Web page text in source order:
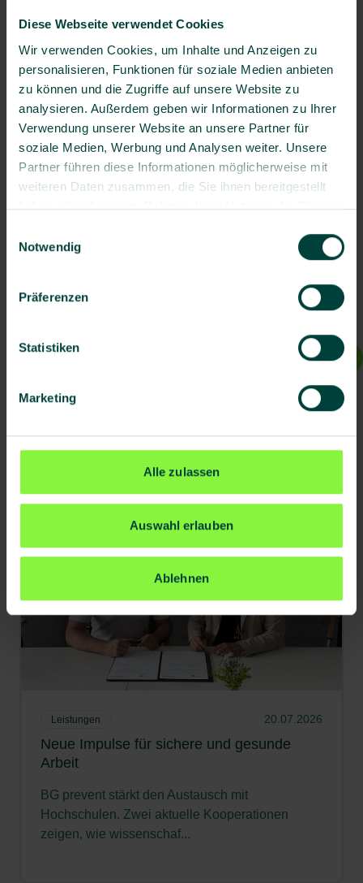
Diese Webseite verwendet Cookies
Wir verwenden Cookies, um Inhalte und Anzeigen zu
personalisieren, Funktionen für soziale Medien anbieten
zu können und die Zugriffe auf unsere Website zu
analysieren. Außerdem geben wir Informationen zu Ihrer
Verwendung unserer Website an unsere Partner für
soziale Medien, Werbung und Analysen weiter. Unsere
Partner führen diese Informationen möglicherweise mit
weiteren Daten zusammen, die Sie ihnen bereitgestellt
haben oder die sie im Rahmen Ihrer Nutzung der Dienste
Notwendig
Präferenzen
Statistiken
Marketing
Alle zulassen
Auswahl erlauben
Ablehnen
Melden Sie sich bei uns.
Jetzt Angebot anfordern
Newsletter
Abonnieren Sie unseren Newsletter und bleiben Sie Up-
To-Date.
individuelle Angebote und Informationen per E-Mail
Weitere Artikel
Leistungen 20.07.2026
Neue Impulse für sichere und gesunde
Arbeit
BG prevent stärkt den Austausch mit
Hochschulen. Zwei aktuelle Kooperationen
zeigen, wie wissenschaf...